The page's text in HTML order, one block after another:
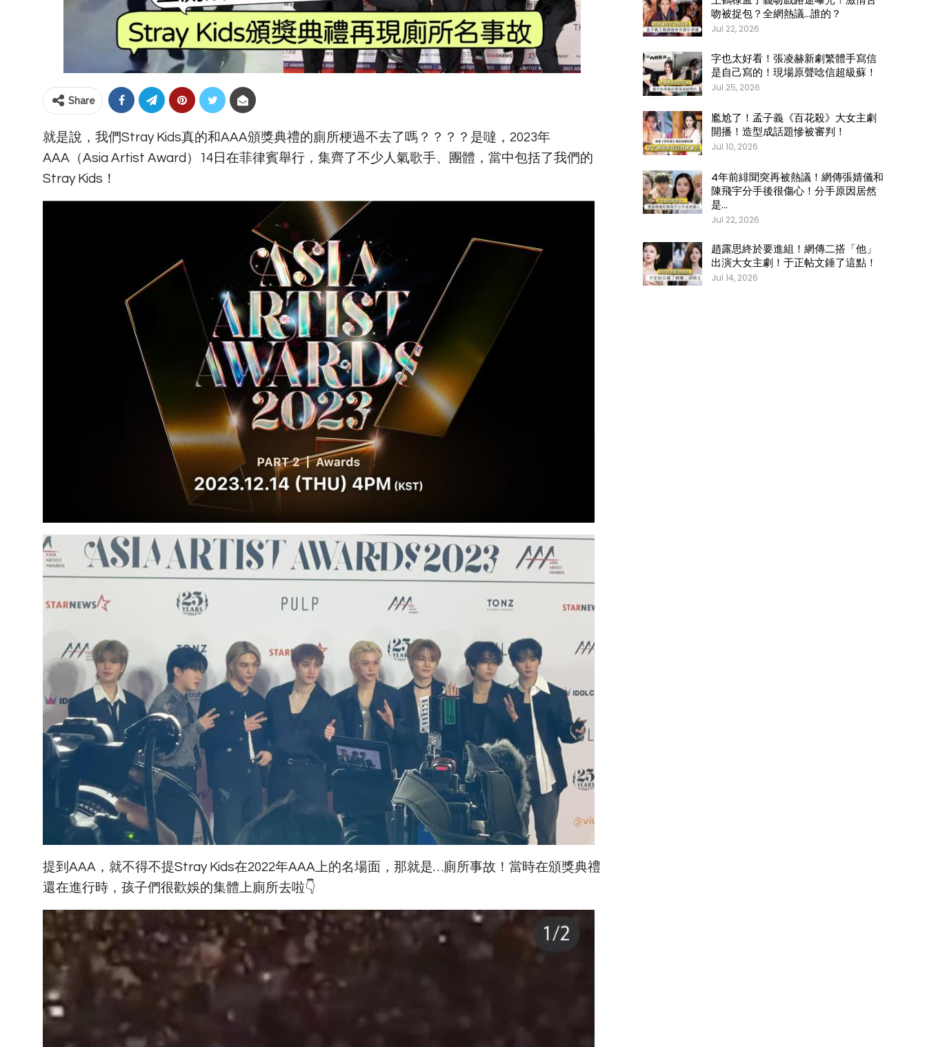
Share
就是說，我們Stray Kids真的和AAA頒獎典禮的廁所梗過不去了嗎？？？？是噠，2023年
AAA（Asia Artist Award）14日在菲律賓舉行，集齊了不少人氣歌手、團體，當中包括了我們的
Stray Kids！
提到AAA，就不得不提Stray Kids在2022年AAA上的名場面，那就是…廁所事故！當時在頒獎典禮
還在進行時，孩子們很歡娛的集體上廁所去啦👇
吻被捉包？全網熱議…誰的？
Jul 22, 2026
字也太好看！張凌赫新劇繁體手寫信
是自己寫的！現場原聲唸信超級蘇！
Jul 25, 2026
尷尬了！孟子義《百花殺》大女主劇
開播！造型成話題慘被審判！
Jul 10, 2026
4年前緋聞突再被熱議！網傳張婧儀和
陳飛宇分手後很傷心！分手原因居然
是…
Jul 22, 2026
趙露思終於要進組！網傳二搭「他」
出演大女主劇！于正帖文錘了這點！
Jul 14, 2026